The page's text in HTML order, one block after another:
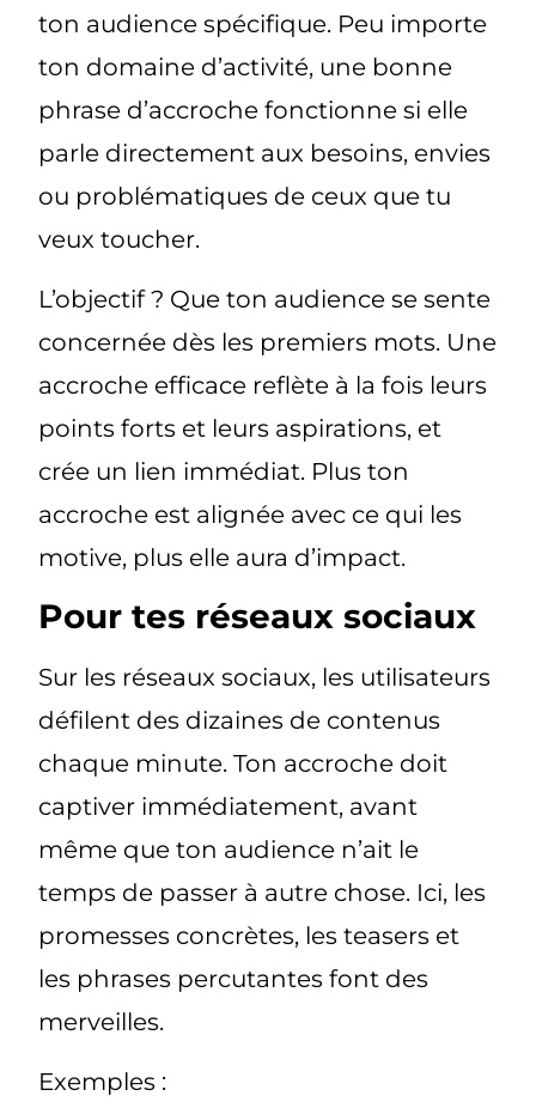
ton audience spécifique. Peu importe
ton domaine d’activité, une bonne
phrase d’accroche fonctionne si elle
parle directement aux besoins, envies
ou problématiques de ceux que tu
veux toucher.
L’objectif ? Que ton audience se sente
concernée dès les premiers mots. Une
accroche efficace reflète à la fois leurs
points forts et leurs aspirations, et
crée un lien immédiat. Plus ton
accroche est alignée avec ce qui les
motive, plus elle aura d’impact.
Pour tes réseaux sociaux
Sur les réseaux sociaux, les utilisateurs
défilent des dizaines de contenus
chaque minute. Ton accroche doit
captiver immédiatement, avant
même que ton audience n’ait le
temps de passer à autre chose. Ici, les
promesses concrètes, les teasers et
les phrases percutantes font des
merveilles.
Exemples :